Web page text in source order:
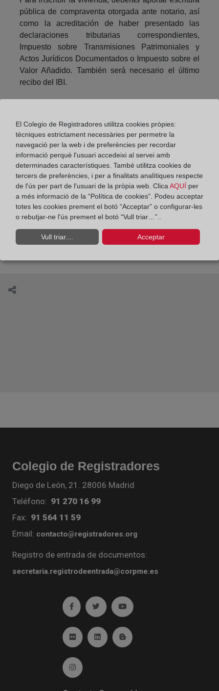
pública de compraventa otorgada ante notario, así
como la acreditación de haber presentado las
declaraciones tributarias correspondientes,
Impuesto sobre Transmisiones Patrimoniales y
Actos Jurídicos Documentados o Impuesto sobre el
Valor Añadido. También será necesario el último
recibo del IBI.
¿Qué tipos de certificaciones registrales existen?
¿Qué derechos se inscriben en el Registro de la
Colegio de Registradores
Diego de León, 21. 28006 Madrid
Teléfono: 91 270 16 99
Fax: 91 564 11 59
Email: contacto@registradores.org
Registro de entrada de documentos:
secretaria.registrodeentrada@corpme.es
Ir a facebook (abre en ventana nueva)
Ir a twitter (abre en ventana nueva)
Ir a YouTube (abre en
Ir a Flickr (abre en ventana nueva)
Ir a Linkedin (abre en ventana nueva)
Ir al Blog (abre en ventana
Ir a Instagram (abre en ventana nueva)
El Colegio de Registradores utilitza cookies pròpies:
tècniques estrictament necessàries per permetre la
navegació per la web i de preferències per recordar
informació perquè l'usuari accedeixi al servei amb
determinades característiques. També utilitza cookies de
tercers de preferències, i per a finalitats analítiques respecte
de l'ús per part de l'usuari de la pròpia web. ClicaAQUÍ per
a més informació de la “Política de cookies”. Podeu acceptar
totes les cookies prement el botó “Acceptar” o configurar-les
o rebutjar-ne l'ús prement el botó “Vull triar…”..
Vull triar.... Acceptar